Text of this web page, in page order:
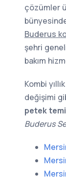
çözümler
Buderus
şehri
bakım
Kombi
değişimi
petek
Buderus